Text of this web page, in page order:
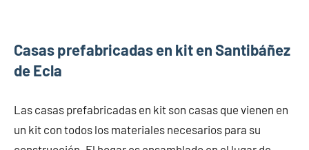
Casas prefabricadas en kit en Santibáñez
de Ecla
Las casas prefabricadas en kit son casas que vienen en
un kit con todos los materiales necesarios para su